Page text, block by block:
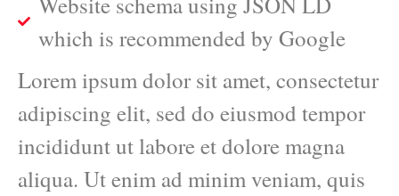
which is recommended by Google
Lorem ipsum dolor sit amet, consectetur
adipiscing elit, sed do eiusmod tempor
incididunt ut labore et dolore magna
aliqua. Ut enim ad minim veniam, quis